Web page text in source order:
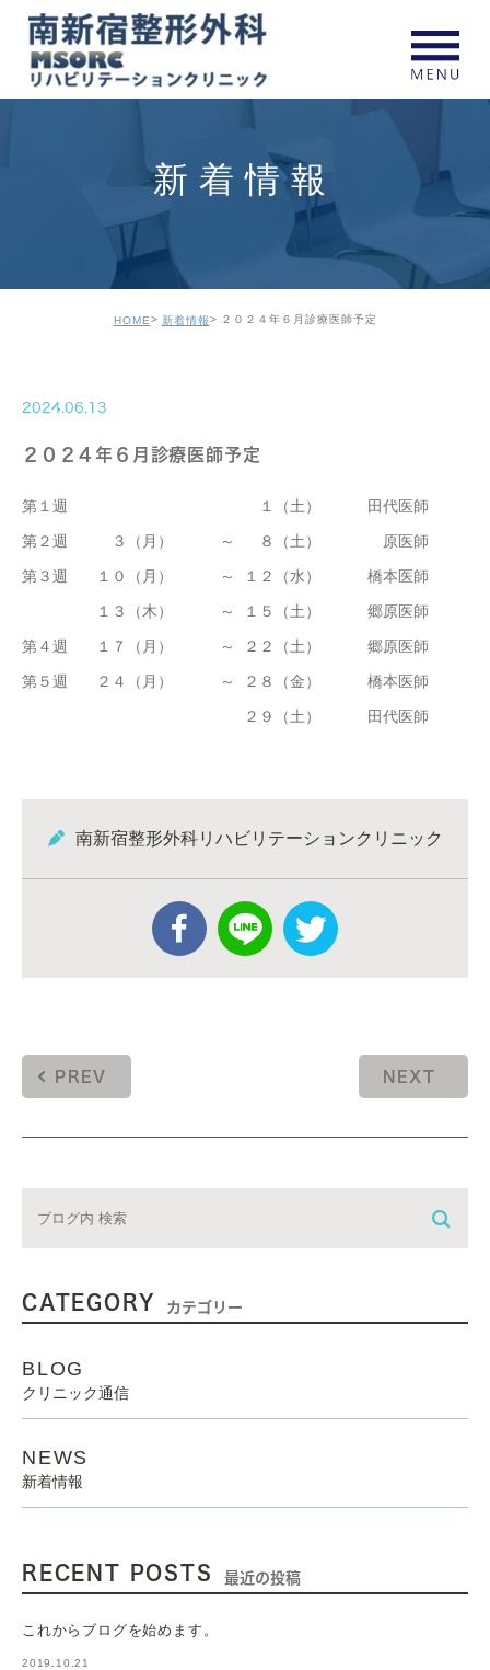
新着情報
HOME 新着情報 ２０２４年６月診療医師予定
2024.06.13
２０２４年６月診療医師予定
第１週 １（土）
田代医師
第２週
３（月） ～ ８（土）
原医師
第３週
１０（月） ～ １２（水）
橋本医師
１３（木）
～ １５（土）
郷原医師
第４週
１７（月） ～ ２２（土）
郷原医師
第５週
２４（月） ～ ２８（金）
橋本医師
２９（土）
田代医師
南新宿整形外科リハビリテーションクリニック
PREV NEXT
CATEGORY カテゴリー
BLOG
クリニック通信
NEWS
新着情報
RECENT POSTS 最近の投稿
これからブログを始めます。
2019.10.21